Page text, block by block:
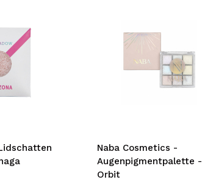
Naba Cosmetics -
Augenpigmentpalette -
Orbit